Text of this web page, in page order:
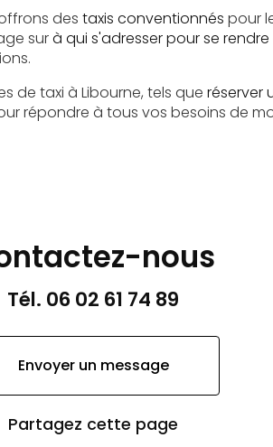
des taxis conventionnés pour
surà qui s'adresser pour se
de taxi à Libourne, tels que réserver
répondre à tous vos besoins de
nous
Tél. 06 02 61 74 89
Envoyer un message
Partagez cette page